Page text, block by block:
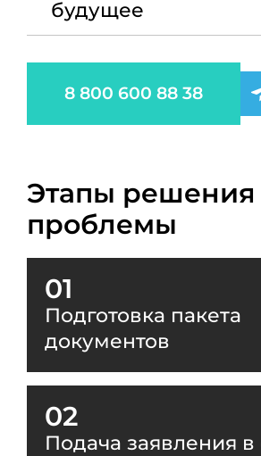
будущее
8 800 600 88 38
Этапы решения
проблемы
01
Подготовка пакета
документов
02
Подача заявления в